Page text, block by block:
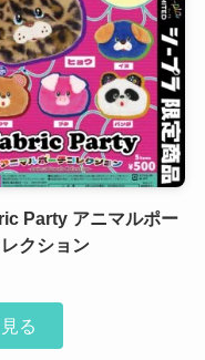
Party アニマルポー
クション
る